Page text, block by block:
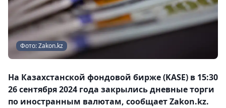
Фото: Zakon.kz
На Казахстанской фондовой бирже (KASE) в 15:30
26 сентября 2024 года закрылись дневные торги
по иностранным валютам, сообщает Zakon.kz.